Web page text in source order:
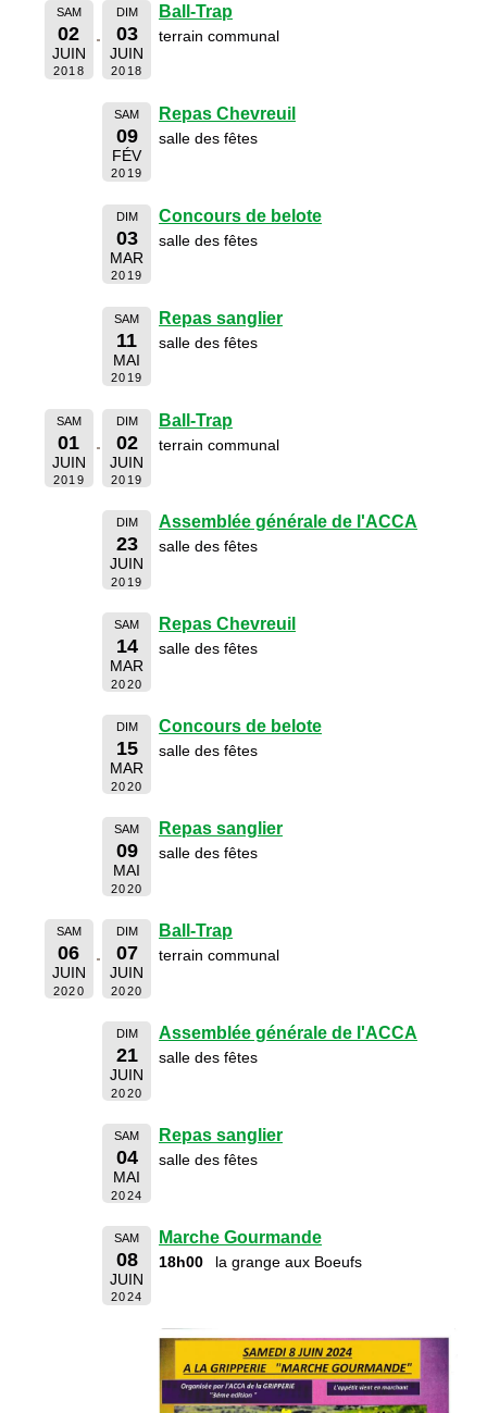
SAM
02
JUIN
2018
DIM
03
JUIN
2018
Ball-Trap
terrain communal
SAM
09
FÉV
2019
Repas Chevreuil
salle des fêtes
DIM
03
MAR
2019
Concours de belote
salle des fêtes
SAM
11
MAI
2019
Repas sanglier
salle des fêtes
SAM
01
JUIN
2019
DIM
02
JUIN
2019
Ball-Trap
terrain communal
DIM
23
JUIN
2019
Assemblée générale de l'ACCA
salle des fêtes
SAM
14
MAR
2020
Repas Chevreuil
salle des fêtes
DIM
15
MAR
2020
Concours de belote
salle des fêtes
SAM
09
MAI
2020
Repas sanglier
salle des fêtes
SAM
06
JUIN
2020
DIM
07
JUIN
2020
Ball-Trap
terrain communal
DIM
21
JUIN
2020
Assemblée générale de l'ACCA
salle des fêtes
SAM
04
MAI
2024
Repas sanglier
salle des fêtes
SAM
08
JUIN
2024
Marche Gourmande
18h00 la grange aux Boeufs